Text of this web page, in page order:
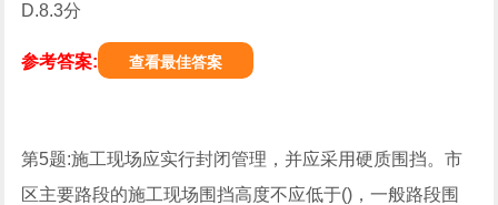
D.8.3分
参考答案: 查看最佳答案
第5题:施工现场应实行封闭管理，并应采用硬质围挡。市
区主要路段的施工现场围挡高度不应低于()，一般路段围